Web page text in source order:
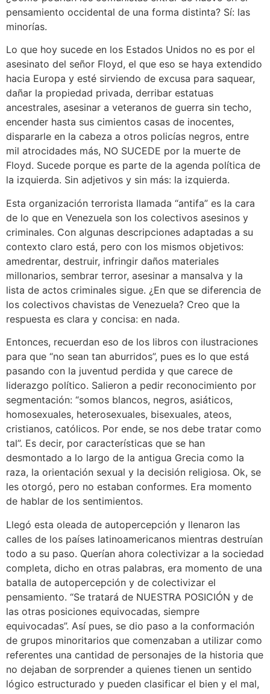
pensamiento occidental de una forma distinta? Sí: las
minorías.
Lo que hoy sucede en los Estados Unidos no es por el
asesinato del señor Floyd, el que eso se haya extendido
hacia Europa y esté sirviendo de excusa para saquear,
dañar la propiedad privada, derribar estatuas
ancestrales, asesinar a veteranos de guerra sin techo,
encender hasta sus cimientos casas de inocentes,
dispararle en la cabeza a otros policías negros, entre
mil atrocidades más, NO SUCEDE por la muerte de
Floyd. Sucede porque es parte de la agenda política de
la izquierda. Sin adjetivos y sin más: la izquierda.
Esta organización terrorista llamada “antifa” es la cara
de lo que en Venezuela son los colectivos asesinos y
criminales. Con algunas descripciones adaptadas a su
contexto claro está, pero con los mismos objetivos:
amedrentar, destruir, infringir daños materiales
millonarios, sembrar terror, asesinar a mansalva y la
lista de actos criminales sigue. ¿En que se diferencia de
los colectivos chavistas de Venezuela? Creo que la
respuesta es clara y concisa: en nada.
Entonces, recuerdan eso de los libros con ilustraciones
para que “no sean tan aburridos”, pues es lo que está
pasando con la juventud perdida y que carece de
liderazgo político. Salieron a pedir reconocimiento por
segmentación: “somos blancos, negros, asiáticos,
homosexuales, heterosexuales, bisexuales, ateos,
cristianos, católicos. Por ende, se nos debe tratar como
tal”. Es decir, por características que se han
desmontado a lo largo de la antigua Grecia como la
raza, la orientación sexual y la decisión religiosa. Ok, se
les otorgó, pero no estaban conformes. Era momento
de hablar de los sentimientos.
Llegó esta oleada de autopercepción y llenaron las
calles de los países latinoamericanos mientras destruían
todo a su paso. Querían ahora colectivizar a la sociedad
completa, dicho en otras palabras, era momento de una
batalla de autopercepción y de colectivizar el
pensamiento. “Se tratará de NUESTRA POSICIÓN y de
las otras posiciones equivocadas, siempre
equivocadas”. Así pues, se dio paso a la conformación
de grupos minoritarios que comenzaban a utilizar como
referentes una cantidad de personajes de la historia que
no dejaban de sorprender a quienes tienen un sentido
lógico estructurado y pueden clasificar el bien y el mal,